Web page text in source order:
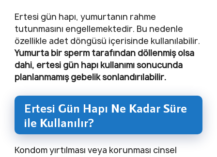
Ertesi gün hapı, yumurtanın rahme
tutunmasını engellemektedir. Bu nedenle
özellikle adet döngüsü içerisinde kullanılabilir.
Yumurta bir sperm tarafından döllenmiş olsa
dahi, ertesi gün hapı kullanımı sonucunda
planlanmamış gebelik sonlandırılabilir.
Ertesi Gün Hapı Ne Kadar Süre
ile Kullanılır?
Kondom yırtılması veya korunması cinsel